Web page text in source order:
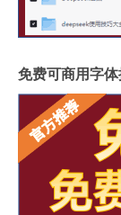
免费可商用字